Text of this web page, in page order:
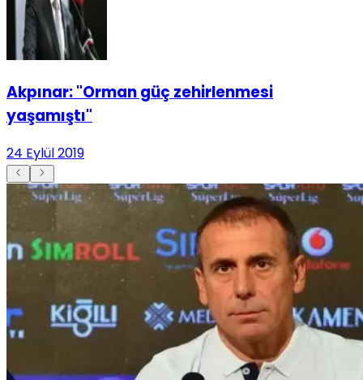
Akpınar: "Orman güç zehirlenmesi
yaşamıştı"
24 Eylül 2019